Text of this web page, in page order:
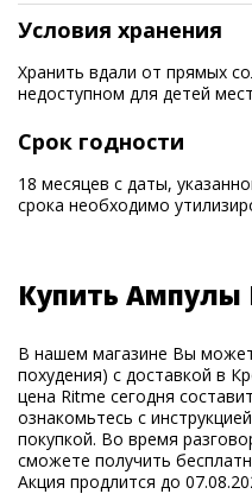
Условия хранения
Хранить вдали от прямых
недоступном для детей
Срок годности
18 месяцев с даты,
срока необходимо
Купить Ампулы
В нашем магазине Вы
похудения) с доставкой в
цена Ritme сегодня
ознакомьтесь с
покупкой. Во время
сможете получить
Акция продлится до